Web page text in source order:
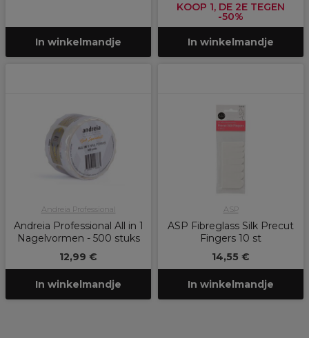
In winkelmandje
KOOP 1, DE 2E TEGEN
-50%
In winkelmandje
Andreia Professional
Andreia Professional All in 1
Nagelvormen - 500 stuks
12,99 €
In winkelmandje
ASP
ASP Fibreglass Silk Precut
Fingers 10 st
14,55 €
In winkelmandje